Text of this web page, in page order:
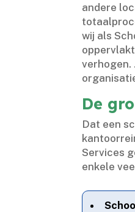
andere
wij als
verhogen.​
De
Dat een
Services
enkele